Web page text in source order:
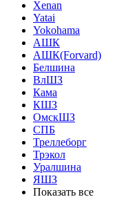
Xenan
Yatai
Yokohama
АШК
АШК(Forvard)
Белшина
ВлШЗ
Кама
КШЗ
ОмскШЗ
СПБ
Треллеборг
Трэкол
Уралшина
ЯШЗ
Показать все